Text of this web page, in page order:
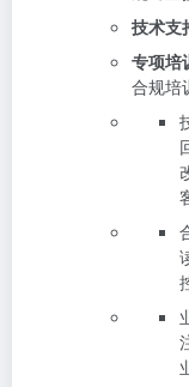
技术支
专项培
合规培